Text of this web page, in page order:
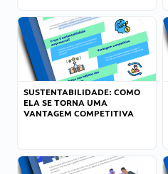
SUSTENTABILIDADE: COMO
ELA SE TORNA UMA
VANTAGEM COMPETITIVA